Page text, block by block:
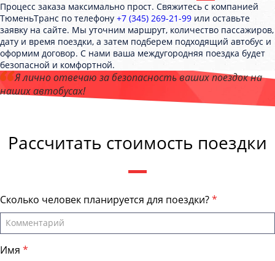
Процесс заказа максимально прост. Свяжитесь с компанией
ТюменьТранс по телефону +7 (345) 269-21-99 или оставьте
заявку на сайте. Мы уточним маршрут, количество пассажиров,
дату и время поездки, а затем подберем подходящий автобус и
оформим договор. С нами ваша междугородняя поездка будет
безопасной и комфортной.
Я лично отвечаю за безопасность ваших поездок на
наших автобусах!
Рассчитать стоимость поездки
Сколько человек планируется для поездки?
Имя